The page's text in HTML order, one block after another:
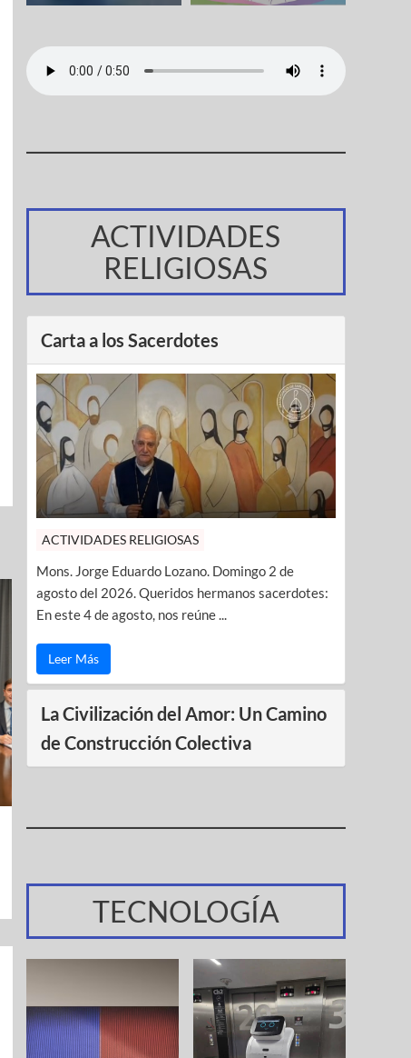
ACTIVIDADES
RELIGIOSAS
Carta a los Sacerdotes
ACTIVIDADES RELIGIOSAS
Mons. Jorge Eduardo Lozano. Domingo 2 de
agosto del 2026. Queridos hermanos sacerdotes:
En este 4 de agosto, nos reúne ...
Leer Más
La Civilización del Amor: Un Camino
de Construcción Colectiva
TECNOLOGÍA